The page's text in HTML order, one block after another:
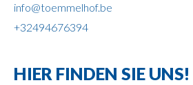
info@toemmelhof.be
+32494676394
HIER FINDEN SIE UNS!